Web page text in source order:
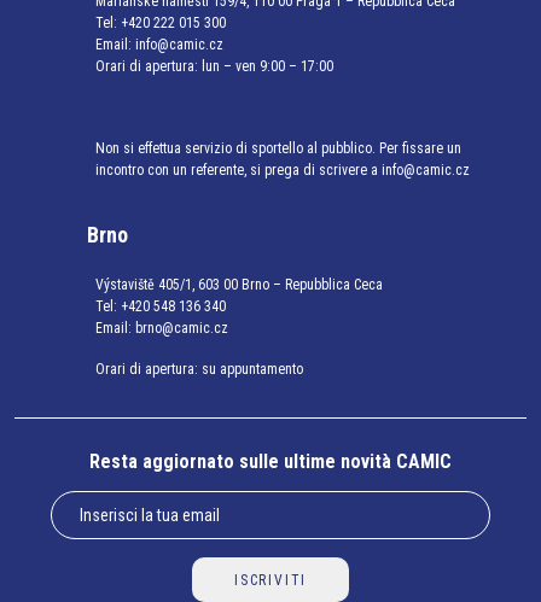
Tel: +420 222 015 300
Email: info@camic.cz
Orari di apertura: lun – ven 9:00 – 17:00
Non si effettua servizio di sportello al pubblico. Per fissare un
incontro con un referente, si prega di scrivere a info@camic.cz
Brno
Výstaviště 405/1, 603 00 Brno – Repubblica Ceca
Tel: +420 548 136 340
Email: brno@camic.cz
Orari di apertura: su appuntamento
Resta aggiornato sulle ultime novità CAMIC
ISCRIVITI